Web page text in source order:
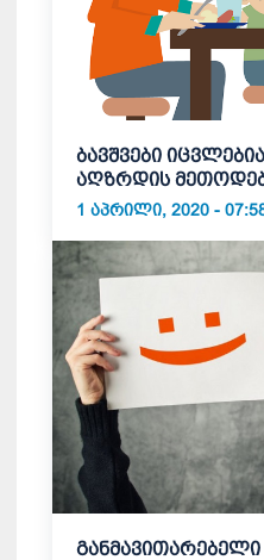
ბავშვები
აღზრდის
1 ᲐᲞᲠᲘᲚᲘ, 2020 -